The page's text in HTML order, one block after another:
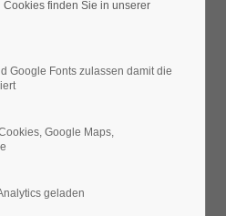
JAHR
u.
finden Sie in unserer
Google Fonts zulassen damit die
Google Maps,
geladen